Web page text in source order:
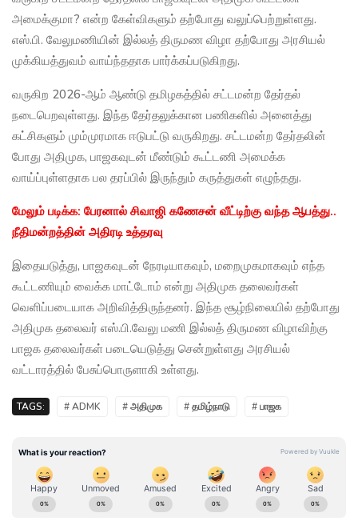
அமைக்குமா? என்ற கேள்விகளும் தற்போது வலுப்பெற்றுள்ளது.
எஸ்.பி. வேலுமணியின் இல்லத் திருமண விழா தற்போது அரசியல்
முக்கியத்துவம் வாய்ந்ததாக பார்க்கப்படுகிறது.
வருகிற 2026-ஆம் ஆண்டு தமிழகத்தில் சட்டமன்ற தேர்தல்
நடைபெறவுள்ளது. இந்த தேர்தலுக்கான பணிகளில் அனைத்து
கட்சிகளும் மும்முரமாக ஈடுபட்டு வருகிறது. சட்டமன்ற தேர்தலின்
போது அதிமுக, பாஜகவுடன் மீண்டும் கூட்டணி அமைக்க
வாய்ப்புள்ளதாக பல தரப்பில் இருந்தும் கருத்துகள் எழுந்தது.
மேலும் படிக்க: பேரனால் சிவாஜி கணேசன் வீட்டிற்கு வந்த ஆபத்து..
நீதிமன்றத்தின் அதிரடி உத்தரவு
இதையடுத்து, பாஜகவுடன் நேரடியாகவும், மறைமுகமாகவும் எந்த
கூட்டணியும் வைக்க மாட்டோம் என்று அதிமுக தலைவர்கள்
வெளிப்படையாக அறிவித்திருந்தனர். இந்த சூழ்நிலையில் தற்போது
அதிமுக தலைவர் எஸ்.பி.வேலு மணி இல்லத் திருமண விழாவிற்கு
பாஜக தலைவர்கள் படையெடுத்து சென்றுள்ளது அரசியல்
வட்டாரத்தில் பேசுப்பொருளாகி உள்ளது.
TAGS: # ADMK # அதிமுக # தமிழ்நாடு # பாஜக